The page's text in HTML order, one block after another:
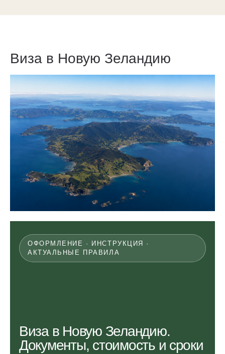
Виза в Новую Зеландию
ОФОРМЛЕНИЕ · ИНСТРУКЦИЯ ·
АКТУАЛЬНЫЕ ПРАВИЛА
Виза в Новую Зеландию.
Документы, стоимость и сроки